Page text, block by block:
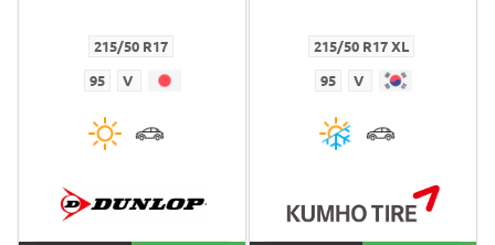
215/50 R17
95 V
215/50 R17 XL
95 V